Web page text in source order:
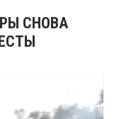
СНОВА